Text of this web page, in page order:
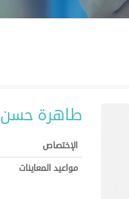
طاهرة حسن
الإختصاص
مواعيد المعاينات